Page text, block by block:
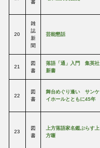
書
20
雑
誌
新
聞
芸能懇話
21
図
書
落語「通」入門 集英社
新書
22
図
書
舞台めぐり逢い サンケ
イホールとともに45年
23
図
書
上方落語家名鑑ぷらす上
方噺